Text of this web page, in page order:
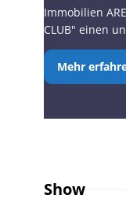
Immobilien
CLUB" einen
Mehr
Show